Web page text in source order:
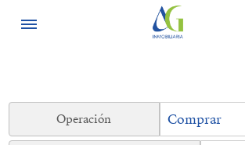
Operación